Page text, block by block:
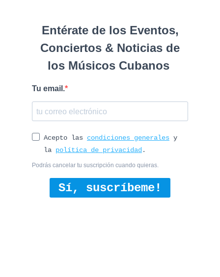
Entérate de los Eventos,
Conciertos & Noticias de
los Músicos Cubanos
Tu email.
Acepto las condiciones generales y
la política de privacidad .
Podrás cancelar tu suscripción cuando quieras.
Sí, suscríbeme!